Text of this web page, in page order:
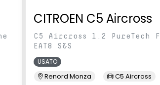
CITROEN C5 Aircross
C5 Aircross 1.2 PureTech
EAT8 S&S
USATO
Renord Monza
C5 Aircross